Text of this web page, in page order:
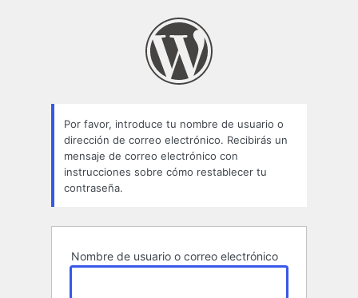
Por favor, introduce tu nombre de usuario o
dirección de correo electrónico. Recibirás un
mensaje de correo electrónico con
instrucciones sobre cómo restablecer tu
contraseña.
Nombre de usuario o correo electrónico